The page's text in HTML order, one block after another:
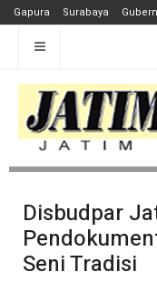
Gapura Surabaya
Disbudpar
Seni Tradisi